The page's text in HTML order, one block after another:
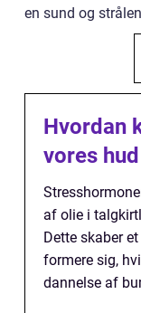
en sund og
Hvordan
vores
af olie i
Dette skaber
formere sig,
dannelse af